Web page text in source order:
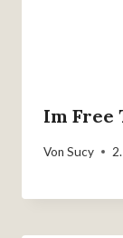
Im Free
Von Sucy